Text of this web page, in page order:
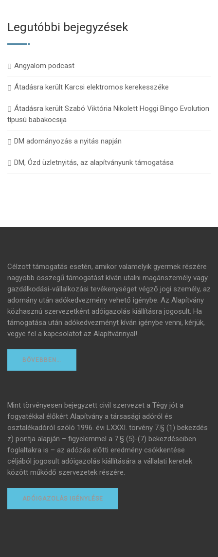
Legutóbbi bejegyzések
Angyalom podcast
Átadásra került Karcsi elektromos kerekesszéke
Átadásra került Szabó Viktória Nikolett Hoggi Bingo Evolution
típusú babakocsija
DM adományozás a nyitás napján
DM, Ózd üzletnyitás, az alapítványunk támogatása
Célzott támogatás esetén, amikor valamelyik gyermek részére
nagyobb összegű támogatást kíván utalni magánszemély vagy
gazdálkodási-vállalkozási tevékenységet végző jogi személy, az
adomány után adókedvezmény vehető igénybe. Az Alapítvány
közhasznú szervezetként adóigazolás kiállításra jogosult. Ha
támogatása után adókedvezményt kíván igénybe venni, kérjük,
vegye fel a kapcsolatot az Alapítvánnyal!
BŐVEBBEN…
Mint törvényesen bejegyzett civil szervezet a Tégy jót a
fogyatékkal élőkért Alapítvány a társasági adóról és
osztalékadóról szóló 1996. évi LXXXI. törvény 7.§ (1) bekezdés
z) pontja alapján – figyelemmel a 7.§ (5)-(7) bekezdéseiben
foglaltakra is – az adózás előtti eredmény csökkentése
céljából jogosult adóigazolás kiállítására a vállalati keretek
között működő szervezetek részére.
ADÓIGAZOLÁS IGÉNYLÉSE